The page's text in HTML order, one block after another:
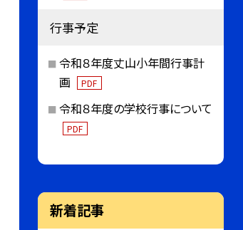
行事予定
令和８年度丈山小年間行事計
画
PDF
令和８年度の学校行事について
PDF
新着記事